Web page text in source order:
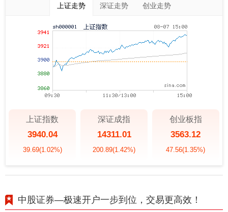
上证走势 深证走势 创业走势
上证指数
3940.04
39.69(1.02%)
深证成指
14311.01
200.89(1.42%)
创业板指
3563.12
47.56(1.35%)
中股证券—极速开户一步到位，交易更高效！